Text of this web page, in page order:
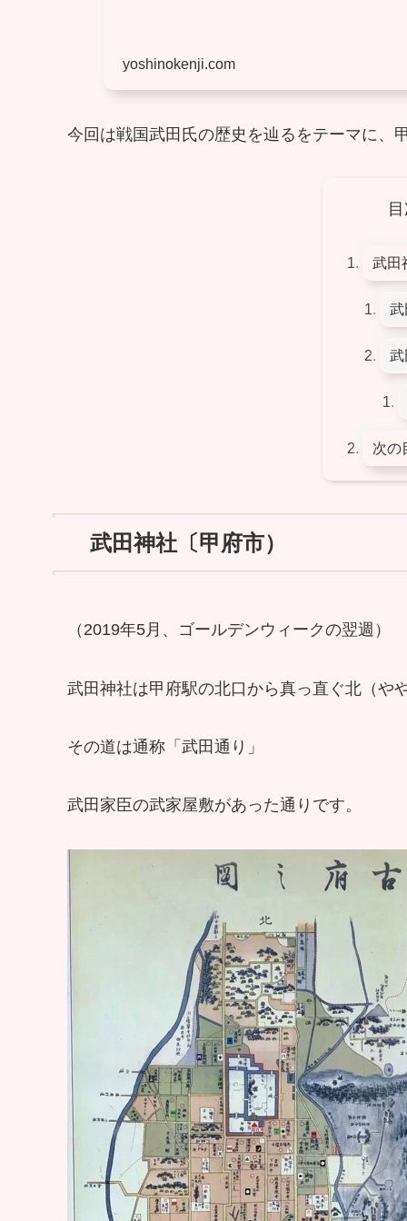
yoshinokenji.com
今回は戦国武田氏の歴史を辿るをテーマに、
武田
次の
武田神社〔甲府市）
（2019年5月、ゴールデンウィークの翌週）
武田神社は甲府駅の北口から真っ直ぐ北（や
その道は通称「武田通り」
武田家臣の武家屋敷があった通りです。